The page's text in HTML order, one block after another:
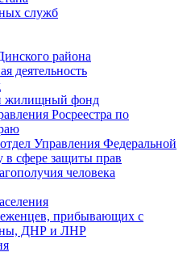
служб
района
деятельность
жилищный фонд
Росреестра по
Управления Федеральной
в сфере защиты прав
человека
прибывающих с
ДНР и ЛНР